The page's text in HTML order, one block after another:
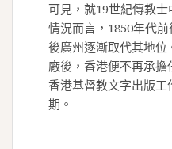
可見，就19世紀傳教
情況而言，1850年代
後廣州逐漸取代其地
廠後，香港便不再承擔
香港基督教文字出版
期。